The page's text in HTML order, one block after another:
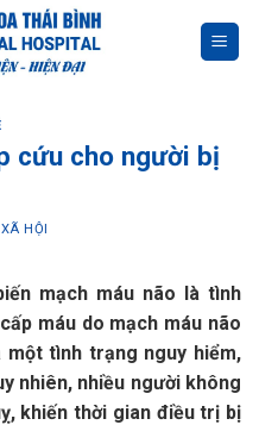
cứu cho người bị
HỘI
mạch máu não là tình
máu do mạch máu não
tình trạng nguy hiểm,
nhiên, nhiều người không
khiến thời gian điều trị bị